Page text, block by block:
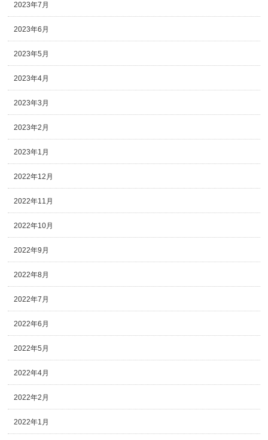
2023年7月
2023年6月
2023年5月
2023年4月
2023年3月
2023年2月
2023年1月
2022年12月
2022年11月
2022年10月
2022年9月
2022年8月
2022年7月
2022年6月
2022年5月
2022年4月
2022年2月
2022年1月